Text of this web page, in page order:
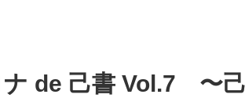
de 己書 Vol.7 〜